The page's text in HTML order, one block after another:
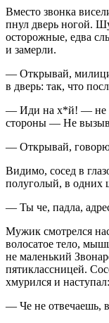
Вместо звонка
пнул дверь ногой.
осторожные, едва
и замерли.
— Открывай,
в дверь: так, что
— Иди на х*й! — не
стороны — Не
— Открывай,
Видимо, сосед в
полуголый, в одних
— Ты че, падла,
Мужик смотрелся
волосатое тело,
не маленький
пятиклассницей.
хмурился и наступал:
— Че не отвечаешь,